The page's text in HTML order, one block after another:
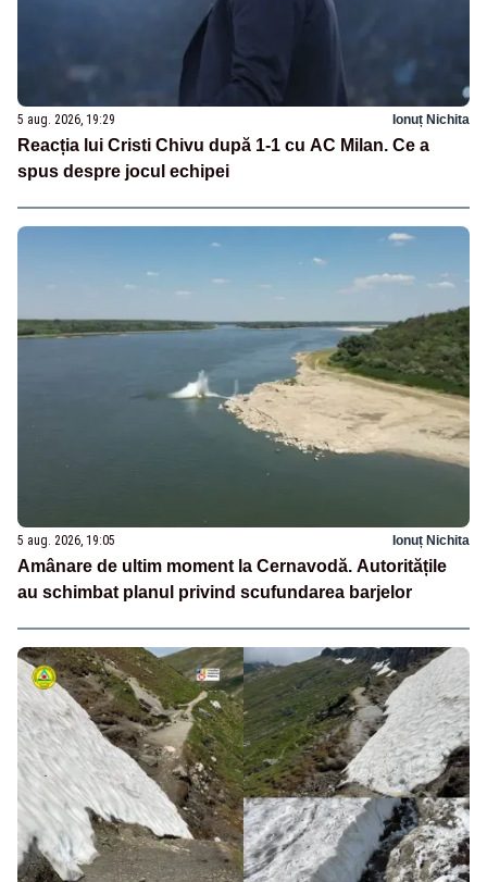
5 aug. 2026, 19:29 Ionuț Nichita
Reacția lui Cristi Chivu după 1-1 cu AC Milan. Ce a
spus despre jocul echipei
5 aug. 2026, 19:05 Ionuț Nichita
Amânare de ultim moment la Cernavodă. Autoritățile
au schimbat planul privind scufundarea barjelor